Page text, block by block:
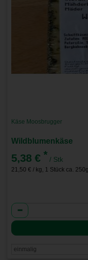
Käse Moosbrugger
Wildblumenkäse
5,38 € * / Stk
21,50 € / kg, 1 Stück ca. 250g
Anzahl